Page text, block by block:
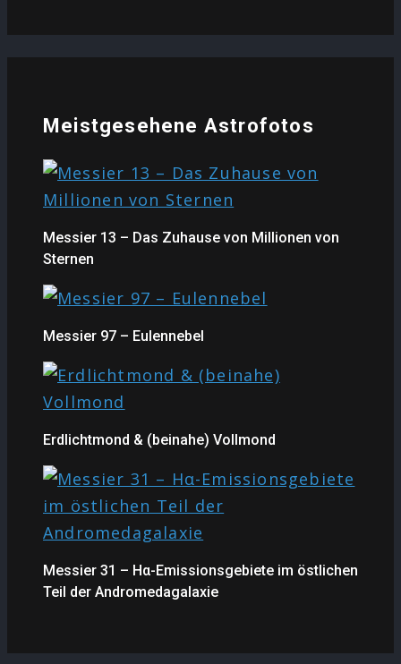
Meistgesehene Astrofotos
Messier 13 – Das Zuhause von Millionen von
Sternen
Messier 97 – Eulennebel
Erdlichtmond & (beinahe) Vollmond
Messier 31 – Hα-Emissionsgebiete im östlichen
Teil der Andromedagalaxie